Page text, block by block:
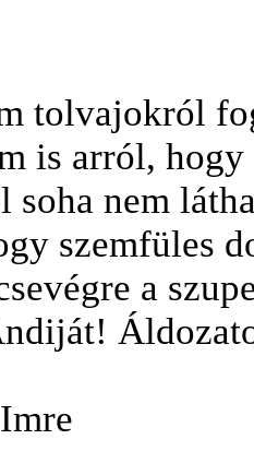
tolvajokról
is arról,
soha nem
szemfüles
a